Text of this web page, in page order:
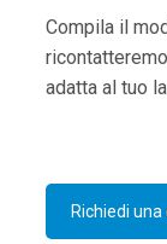
Compila il
adatta al tuo
Richiedi